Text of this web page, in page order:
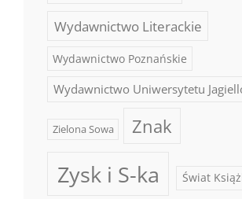
Wydawnictwo Literackie
Wydawnictwo Poznańskie
Wydawnictwo Uniwersytetu
Zielona Sowa Znak
Zysk i S-ka Świat